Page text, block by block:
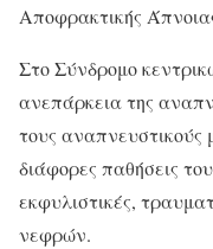
Αποφρακτικής
Στο Σύνδρομο
ανεπάρκεια της
τους αναπνευστικούς
διάφορες παθήσεις
εκφυλιστικές,
νεφρών.